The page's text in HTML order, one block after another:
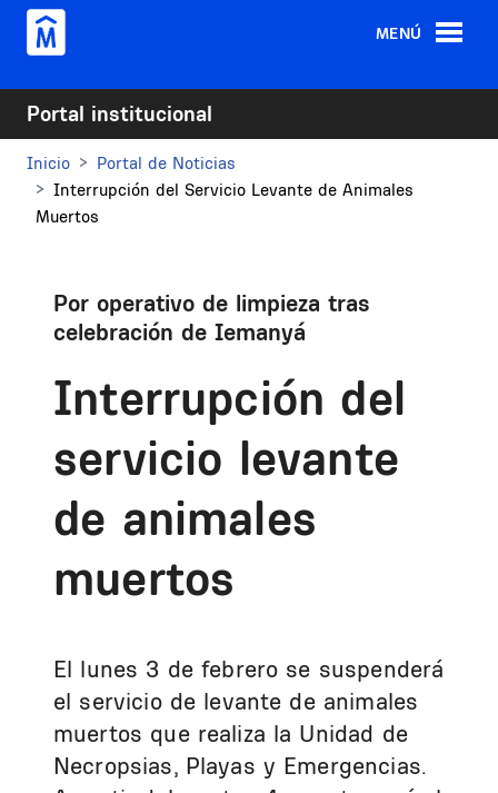
Pasar al contenido principal
MENÚ
Portal institucional
Inicio
Portal de Noticias
Interrupción del Servicio Levante de Animales
Muertos
Por operativo de limpieza tras
celebración de Iemanyá
Interrupción del
servicio levante
de animales
muertos
El lunes 3 de febrero se suspenderá
el servicio de levante de animales
muertos que realiza la Unidad de
Necropsias, Playas y Emergencias.